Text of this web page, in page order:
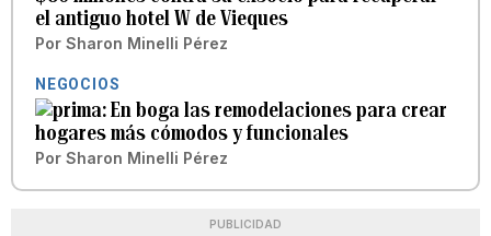
el antiguo hotel W de Vieques
Por Sharon Minelli Pérez
NEGOCIOS
En boga las remodelaciones para crear
hogares más cómodos y funcionales
Por Sharon Minelli Pérez
PUBLICIDAD